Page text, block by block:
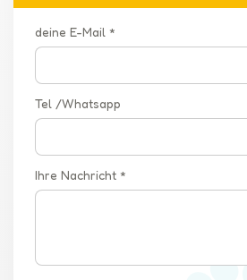
deine E-Mail *
Tel /Whatsapp
Ihre Nachricht *